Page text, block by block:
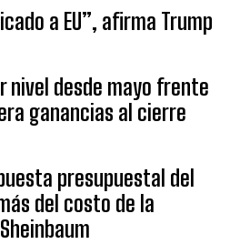
a EU”, afirma Trump
nivel desde mayo frente
ganancias al cierre
presupuestal del
del costo de la